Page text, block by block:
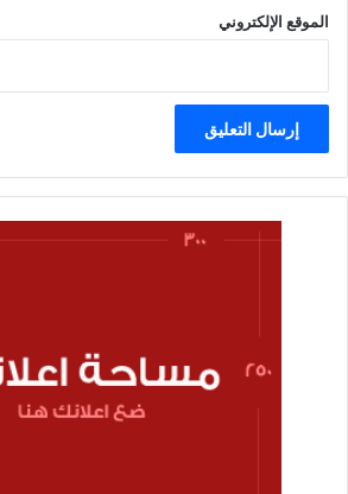
الموقع الإلكتروني